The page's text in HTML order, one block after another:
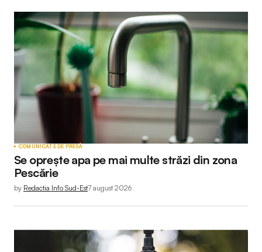
COMUNICATE DE PRESĂ
Se oprește apa pe mai multe străzi din zona
Pescărie
by Redactia Info Sud-Est7 august 2026